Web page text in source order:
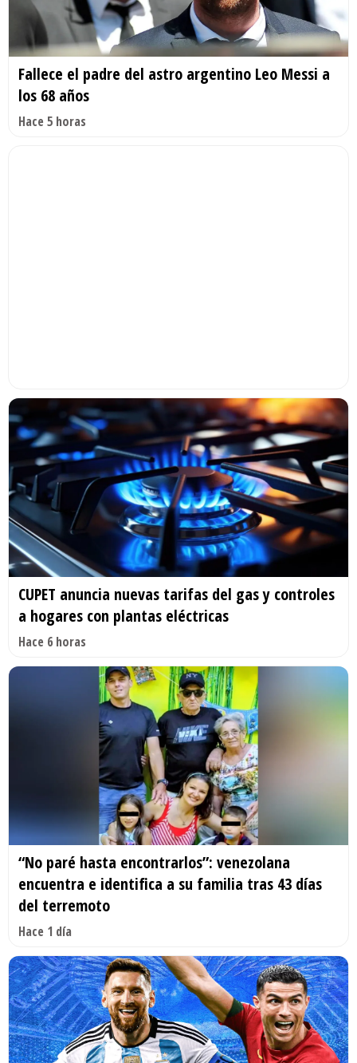
Fallece el padre del astro argentino Leo Messi a
los 68 años
Hace 5 horas
CUPET anuncia nuevas tarifas del gas y controles
a hogares con plantas eléctricas
Hace 6 horas
“No paré hasta encontrarlos”: venezolana
encuentra e identifica a su familia tras 43 días
del terremoto
Hace 1 día